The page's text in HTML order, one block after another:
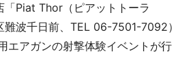
「Piat Thor（ピアットトーラ
難波千日前、TEL 06-7501-7092）
エアガンの射撃体験イベントが行